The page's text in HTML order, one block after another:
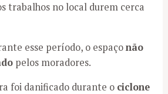
trabalhos no local durem cerca
esse período, o espaçonão
pelos moradores.
foi danificado durante o ciclone